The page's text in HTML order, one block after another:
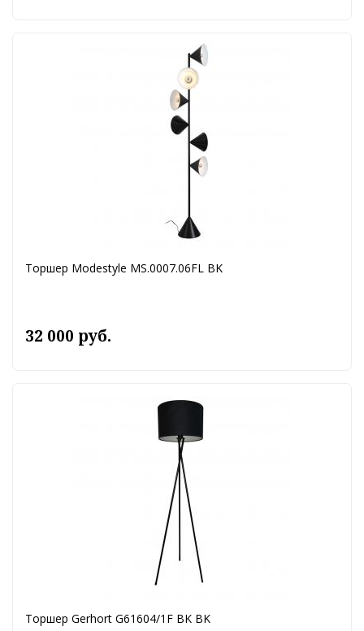
Торшер Modestyle MS.0007.06FL BK
32 000 руб.
Торшер Gerhort G61604/1F BK BK